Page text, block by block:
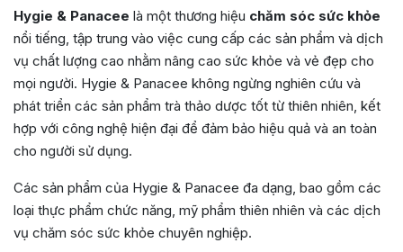
Hygie & Panacee là một thương hiệu chăm sóc sức khỏe
nổi tiếng, tập trung vào việc cung cấp các sản phẩm và dịch
vụ chất lượng cao nhằm nâng cao sức khỏe và vẻ đẹp cho
mọi người. Hygie & Panacee không ngừng nghiên cứu và
phát triển các sản phẩm trà thảo dược tốt từ thiên nhiên, kết
hợp với công nghệ hiện đại để đảm bảo hiệu quả và an toàn
cho người sử dụng.
Các sản phẩm của Hygie & Panacee đa dạng, bao gồm các
loại thực phẩm chức năng, mỹ phẩm thiên nhiên và các dịch
vụ chăm sóc sức khỏe chuyên nghiệp.